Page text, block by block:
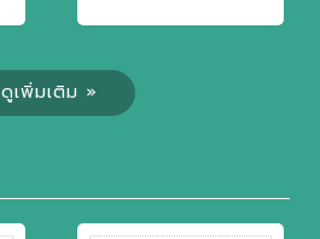
ดูเพิ่มเติม »